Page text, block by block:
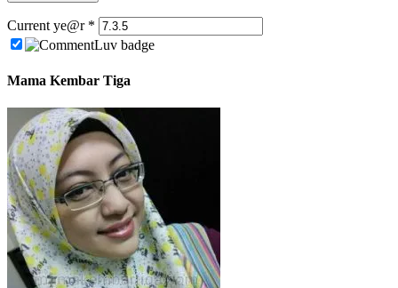
Current ye@r *
Mama Kembar Tiga